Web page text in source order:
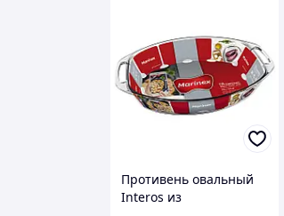
Противень овальный
Interos из